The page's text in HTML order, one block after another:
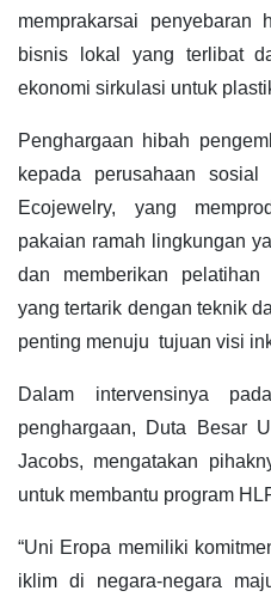
memprakarsai
bisnis lokal yang terlibat
ekonomi sirkulasi untuk
Penghargaan hibah
kepada perusahaan
Ecojewelry, yang
pakaian ramah lingkungan
dan memberikan
yang tertarik dengan teknik
penting menuju tujuan visi
Dalam intervensinya
penghargaan, Duta Besar
Jacobs, mengatakan
untuk membantu program
“Uni Eropa memiliki
iklim di negara-negara